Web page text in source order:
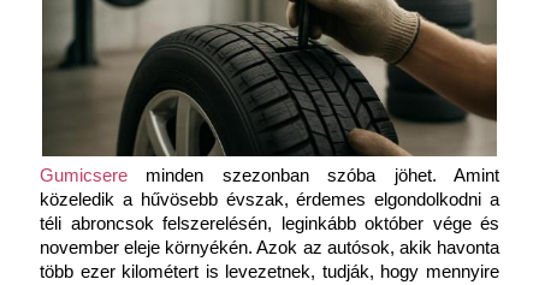
Gumicsere minden szezonban szóba jöhet. Amint
közeledik a hűvösebb évszak, érdemes elgondolkodni a
téli abroncsok felszerelésén, leginkább október vége és
november eleje környékén. Azok az autósok, akik havonta
több ezer kilométert is levezetnek, tudják, hogy mennyire